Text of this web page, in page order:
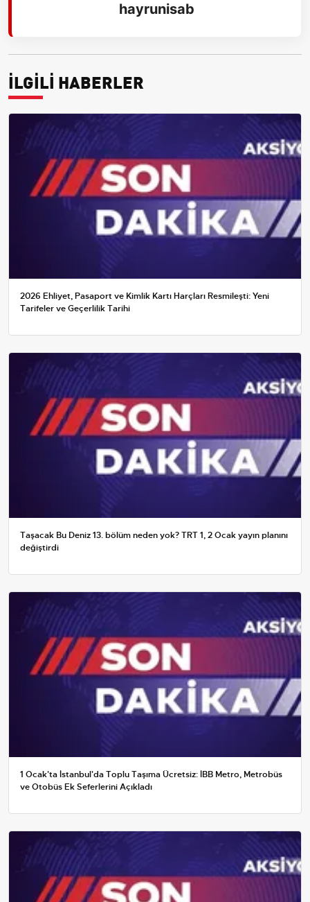
hayrunisab
İLGİLİ HABERLER
2026 Ehliyet, Pasaport ve Kimlik Kartı Harçları Resmileşti: Yeni
Tarifeler ve Geçerlilik Tarihi
Taşacak Bu Deniz 13. bölüm neden yok? TRT 1, 2 Ocak yayın planını
değiştirdi
1 Ocak'ta İstanbul'da Toplu Taşıma Ücretsiz: İBB Metro, Metrobüs
ve Otobüs Ek Seferlerini Açıkladı